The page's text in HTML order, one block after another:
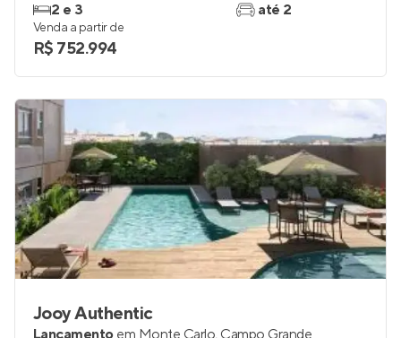
2 e 3
até 2
Venda a partir de
R$ 752.994
Jooy Authentic
Lançamento em Monte Carlo, Campo Grande